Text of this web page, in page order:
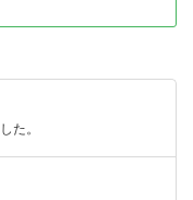
た。